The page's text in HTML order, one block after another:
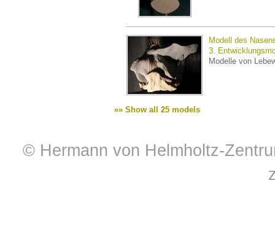
Modell des
3.
Modelle von
»» Show all 25 models
© Hermann von Helmholtz-